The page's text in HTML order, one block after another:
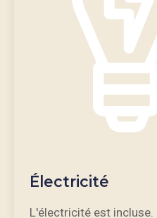
Électricité
L'électricité est incluse.